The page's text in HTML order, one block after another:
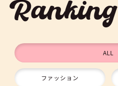
Ranking
ALL
ファッション